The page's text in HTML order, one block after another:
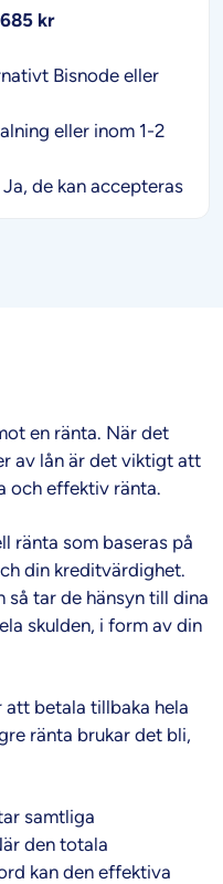
kr
Bisnode eller
eller inom 1-2
de kan accepteras
en ränta. När det
av lån är det viktigt att
och effektiv ränta.
ränta som baseras på
din kreditvärdighet.
så tar de hänsyn till dina
skulden, i form av din
betala tillbaka hela
ränta brukar det bli,
samtliga
den totala
kan den effektiva